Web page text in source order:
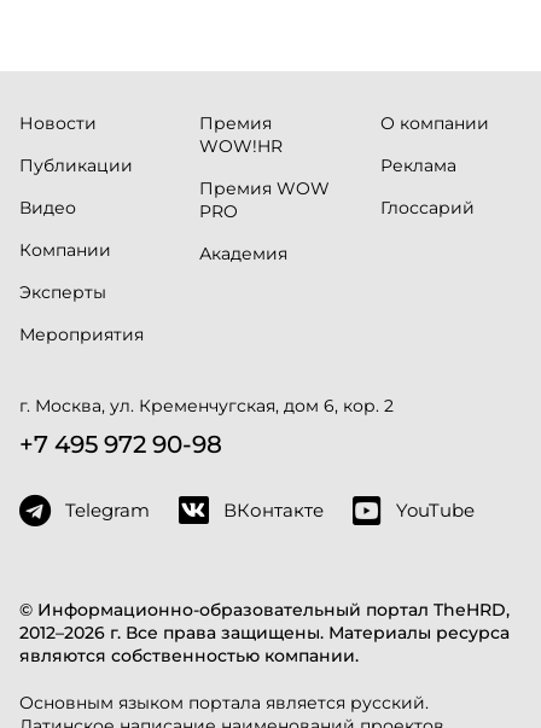
© Информационно-образовательный портал TheHRD,
2012–2026 г. Все права защищены. Материалы ресурса
являются собственностью компании.
Основным языком портала является русский.
Новости
Публикации
Видео
Компании
Эксперты
Мероприятия
Премия
WOW!HR
Премия WOW
PRO
Академия
О компании
Реклама
Глоссарий
г. Москва, ул. Кременчугская, дом 6, кор. 2
+7 495 972 90-98
Telegram ВКонтакте YouTube